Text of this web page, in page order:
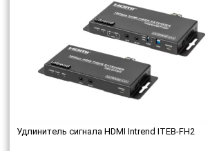
Удлинитель сигнала HDMI Intrend ITEB-FH2